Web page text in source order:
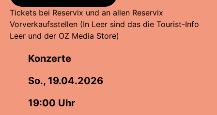
Tickets bei Reservix und an allen Reservix
Vorverkaufsstellen (In Leer sind das die Tourist-Info
Leer und der OZ Media Store)
Konzerte
So., 19.04.2026
19:00 Uhr